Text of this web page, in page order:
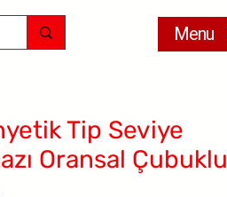
Menu
Tip Seviye
Oransal Çubuklu